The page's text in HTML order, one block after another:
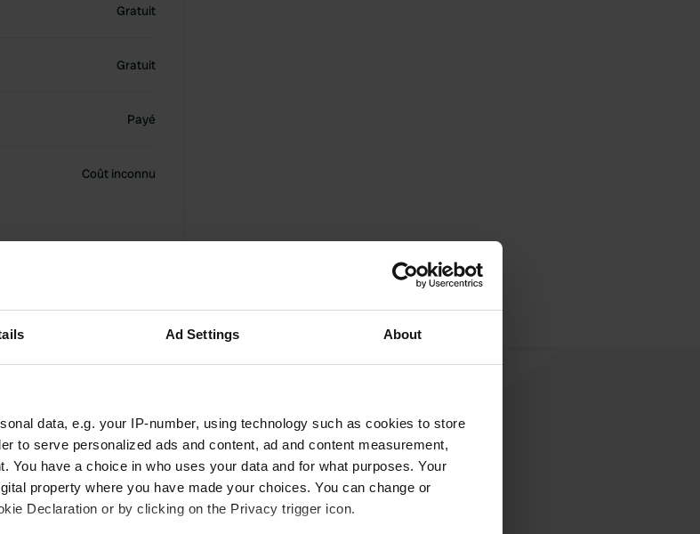
Ad Settings About
data, e.g. your IP-number, using technology such as cookies to store
to serve personalized ads and content, ad and content measurement,
You have a choice in who uses your data and for what purposes. Your
property where you have made your choices. You can change or
Declaration or by clicking on the Privacy trigger icon.
Gratuit
Gratuit
Payé
Coût inconnu